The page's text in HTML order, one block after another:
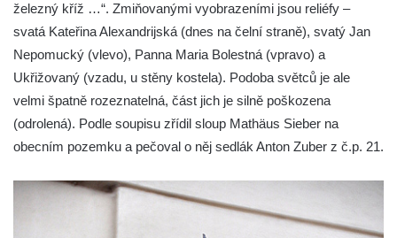
Sloup Panny Marie na Masarykově náměstí
ve Vyškově
Sloup svatého Františka Xaverského v
Šimona a Judy v Lenešicích
Sloup svatého Isidora u hřbitova Šlapanice
železný kříž …“. Zmiňovanými vyobrazeními jsou reliéfy –
svatá Kateřina Alexandrijská (dnes na čelní straně), svatý Jan
Nepomucký (vlevo), Panna Maria Bolestná (vpravo) a
Ukřižovaný (vzadu, u stěny kostela). Podoba světců je ale
velmi špatně rozeznatelná, část jich je silně poškozena
(odrolená). Podle soupisu zřídil sloup Mathäus Sieber na
obecním pozemku a pečoval o něj sedlák Anton Zuber z č.p. 21.